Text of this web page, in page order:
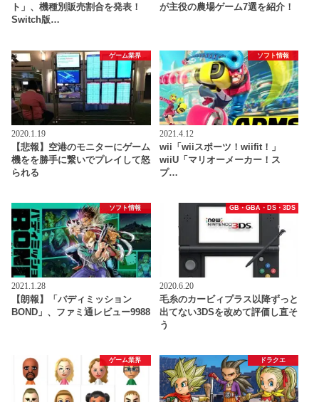
ト」、機種別販売割合を発表！
Switch版…
が主役の農場ゲーム7選を紹介！
ゲーム業界
2020.1.19
【悲報】空港のモニターにゲーム
機をを勝手に繋いでプレイして怒
られる
ソフト情報
2021.4.12
wii「wiiスポーツ！wiifit！」
wiiU「マリオーメーカー！ス
プ…
ソフト情報
2021.1.28
【朗報】「バディミッション
BOND」、ファミ通レビュー9988
GB・GBA・DS・3DS
2020.6.20
毛糸のカービィプラス以降ずっと
出てない3DSを改めて評価し直そ
う
ゲーム業界 ドラクエ